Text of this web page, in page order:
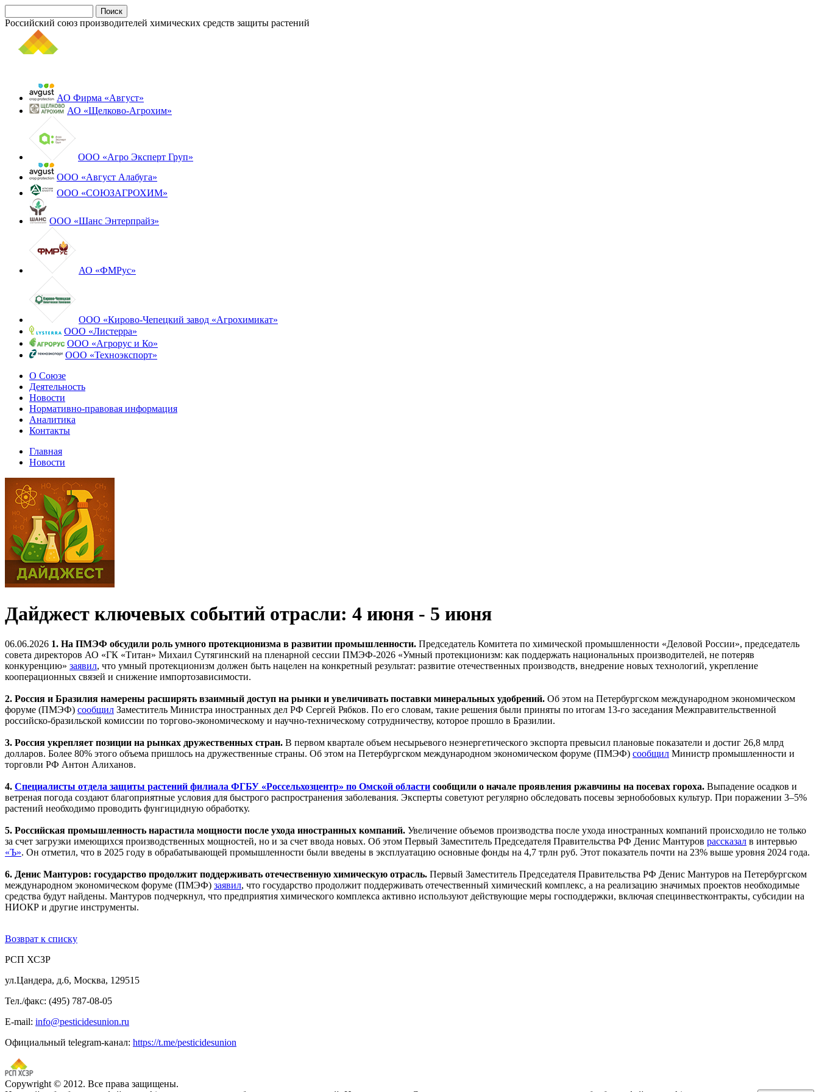
Российский союз производителей химических средств защиты растений
АО Фирма «Август»
АО «Щелково-Агрохим»
ООО «Агро Эксперт Груп»
ООО «Август Алабуга»
ООО «СОЮЗАГРОХИМ»
ООО «Шанс Энтерпрайз»
АО «ФМРус»
ООО «Кирово-Чепецкий завод «Агрохимикат»
ООО «Листерра»
ООО «Агрорус и Ко»
ООО «Техноэкспорт»
О Союзе
Деятельность
Новости
Нормативно-правовая информация
Аналитика
Контакты
Главная
Новости
Дайджест ключевых событий отрасли: 4 июня - 5 июня
06.06.2026 1. На ПМЭФ обсудили роль умного протекционизма в развитии промышленности. Председатель Комитета по химической промышленности «Деловой России», председатель
совета директоров АО «ГК «Титан» Михаил Сутягинский на пленарной сессии ПМЭФ-2026 «Умный протекционизм: как поддержать национальных производителей, не потеряв
конкуренцию» заявил, что умный протекционизм должен быть нацелен на конкретный результат: развитие отечественных производств, внедрение новых технологий, укрепление
кооперационных связей и снижение импортозависимости.
2. Россия и Бразилия намерены расширять взаимный доступ на рынки и увеличивать поставки минеральных удобрений. Об этом на Петербургском международном экономическом
форуме (ПМЭФ) сообщил Заместитель Министра иностранных дел РФ Сергей Рябков. По его словам, такие решения были приняты по итогам 13-го заседания Межправительственной
российско-бразильской комиссии по торгово-экономическому и научно-техническому сотрудничеству, которое прошло в Бразилии.
3. Россия укрепляет позиции на рынках дружественных стран. В первом квартале объем несырьевого неэнергетического экспорта превысил плановые показатели и достиг 26,8 млрд
долларов. Более 80% этого объема пришлось на дружественные страны. Об этом на Петербургском международном экономическом форуме (ПМЭФ) сообщил Министр промышленности и
торговли РФ Антон Алиханов.
4. Специалисты отдела защиты растений филиала ФГБУ «Россельхозцентр» по Омской области сообщили о начале проявления ржавчины на посевах гороха. Выпадение осадков и
ветреная погода создают благоприятные условия для быстрого распространения заболевания. Эксперты советуют регулярно обследовать посевы зернобобовых культур. При поражении 3–5%
растений необходимо проводить фунгицидную обработку.
5. Российская промышленность нарастила мощности после ухода иностранных компаний. Увеличение объемов производства после ухода иностранных компаний происходило не только
за счет загрузки имеющихся производственных мощностей, но и за счет ввода новых. Об этом Первый Заместитель Председателя Правительства РФ Денис Мантуров рассказал в интервью
«Ъ». Он отметил, что в 2025 году в обрабатывающей промышленности были введены в эксплуатацию основные фонды на 4,7 трлн руб. Этот показатель почти на 23% выше уровня 2024 года.
6. Денис Мантуров: государство продолжит поддерживать отечественную химическую отрасль. Первый Заместитель Председателя Правительства РФ Денис Мантуров на Петербургском
международном экономическом форуме (ПМЭФ) заявил, что государство продолжит поддерживать отечественный химический комплекс, а на реализацию значимых проектов необходимые
средства будут найдены. Мантуров подчеркнул, что предприятия химического комплекса активно используют действующие меры господдержки, включая специнвестконтракты, субсидии на
НИОКР и другие инструменты.
Возврат к списку
РСП ХСЗР
ул.Цандера, д.6, Москва, 129515
Тел./факс: (495) 787-08-05
E-mail: info@pesticidesunion.ru
Официальный telegram-канал: https://t.me/pesticidesunion
Copywright © 2012. Все права защищены.